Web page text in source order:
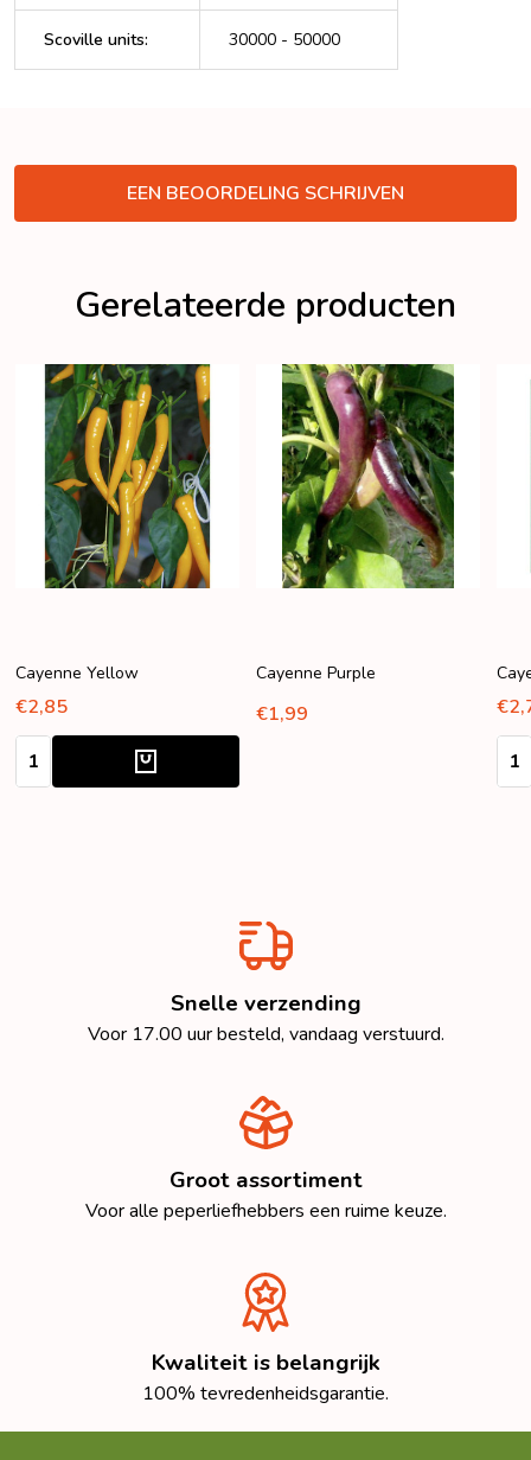
Scoville units: 30000 - 50000
EEN BEOORDELING SCHRIJVEN
Gerelateerde producten
Cayenne Yellow
€2,85
Aantal:
Cayenne Purple
€1,99
Snelle verzending
Voor 17.00 uur besteld, vandaag verstuurd.
Groot assortiment
Voor alle peperliefhebbers een ruime keuze.
Kwaliteit is belangrijk
100% tevredenheidsgarantie.